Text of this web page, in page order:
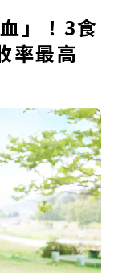
」！3食
率最高